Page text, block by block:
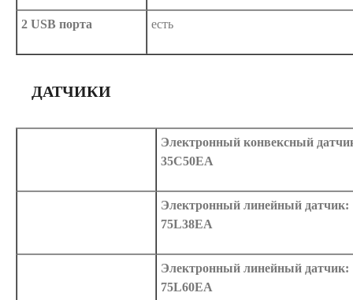
2 USB порта есть
ДАТЧИКИ
Электронный конвексный
35C50EA
Электронный линейный датчик:
75L38EA
Электронный линейный датчик:
75L60EA